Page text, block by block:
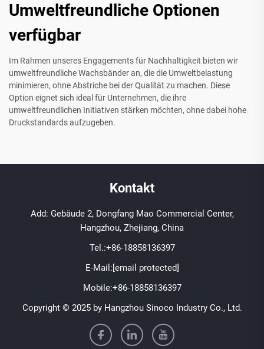
Umweltfreundliche Optionen
verfügbar
Im Rahmen unseres Engagements für Nachhaltigkeit bieten wir
umweltfreundliche Wachsbänder an, die die Umweltbelastung
minimieren, ohne Abstriche bei der Qualität zu machen. Diese
Option eignet sich ideal für Unternehmen, die ihre
umweltfreundlichen Initiativen stärken möchten, ohne dabei hohe
Druckstandards aufzugeben.
Kontakt
Add: Gebäude 2, Dongfang Mao Commercial Center,
Hangzhou, Zhejiang, China
Tel.:+86-18858136397
E-Mail:[email protected]
Mobile:+86-18858136397
Copyright © 2025 by Hangzhou Sinoco Industry Co., Ltd.